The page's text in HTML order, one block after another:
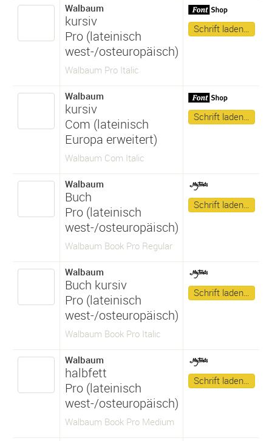
Walbaum
kursiv
Pro (lateinisch
west-/osteuropäisch)
Walbaum Pro Italic
Schrift laden…
Walbaum
kursiv
Com (lateinisch
Europa erweitert)
Walbaum Com Italic
Schrift laden…
Walbaum
Buch
Pro (lateinisch
west-/osteuropäisch)
Walbaum Book Pro Regular
Schrift laden…
Walbaum
Buch kursiv
Pro (lateinisch
west-/osteuropäisch)
Walbaum Book Pro Italic
Schrift laden…
Walbaum
halbfett
Pro (lateinisch
west-/osteuropäisch)
Walbaum Book Pro Medium
Schrift laden…